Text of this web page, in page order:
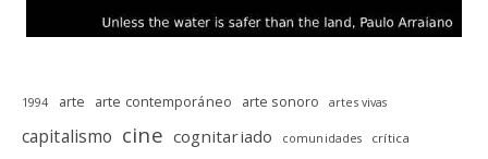
1994 arte arte contemporáneo arte sonoro artes vivas
capitalismo cine cognitariado comunidades crítica